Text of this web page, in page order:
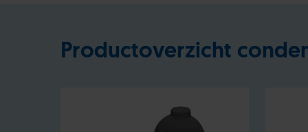
Productoverzicht